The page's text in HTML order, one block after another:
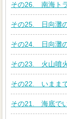
その26. 南海ト
その25. 日向灘
その24. 日向灘
その23. 火山噴
その22. いまま
その21. 海底で